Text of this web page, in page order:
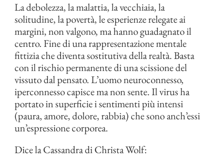
La debolezza, la malattia, la vecchiaia, la
solitudine, la povertà, le esperienze relegate ai
margini, non valgono, ma hanno guadagnato il
centro. Fine di una rappresentazione mentale
fittizia che diventa sostitutiva della realtà. Basta
con il rischio permanente di una scissione del
vissuto dal pensato. L’uomo neuroconnesso,
iperconnesso capisce ma non sente. Il virus ha
portato in superficie i sentimenti più intensi
(paura, amore, dolore, rabbia) che sono anch’essi
un’espressione corporea.
Dice la Cassandra di Christa Wolf: